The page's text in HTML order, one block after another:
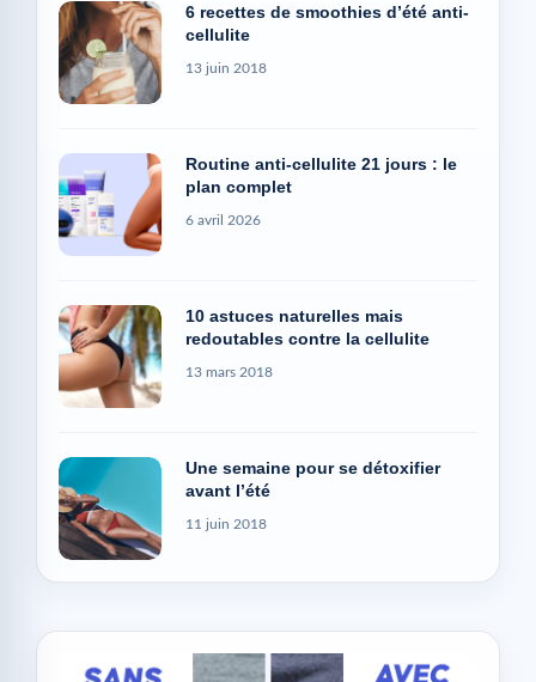
6 recettes de smoothies d’été anti-
cellulite
13 juin 2018
Routine anti-cellulite 21 jours : le
plan complet
6 avril 2026
10 astuces naturelles mais
redoutables contre la cellulite
13 mars 2018
Une semaine pour se détoxifier
avant l’été
11 juin 2018